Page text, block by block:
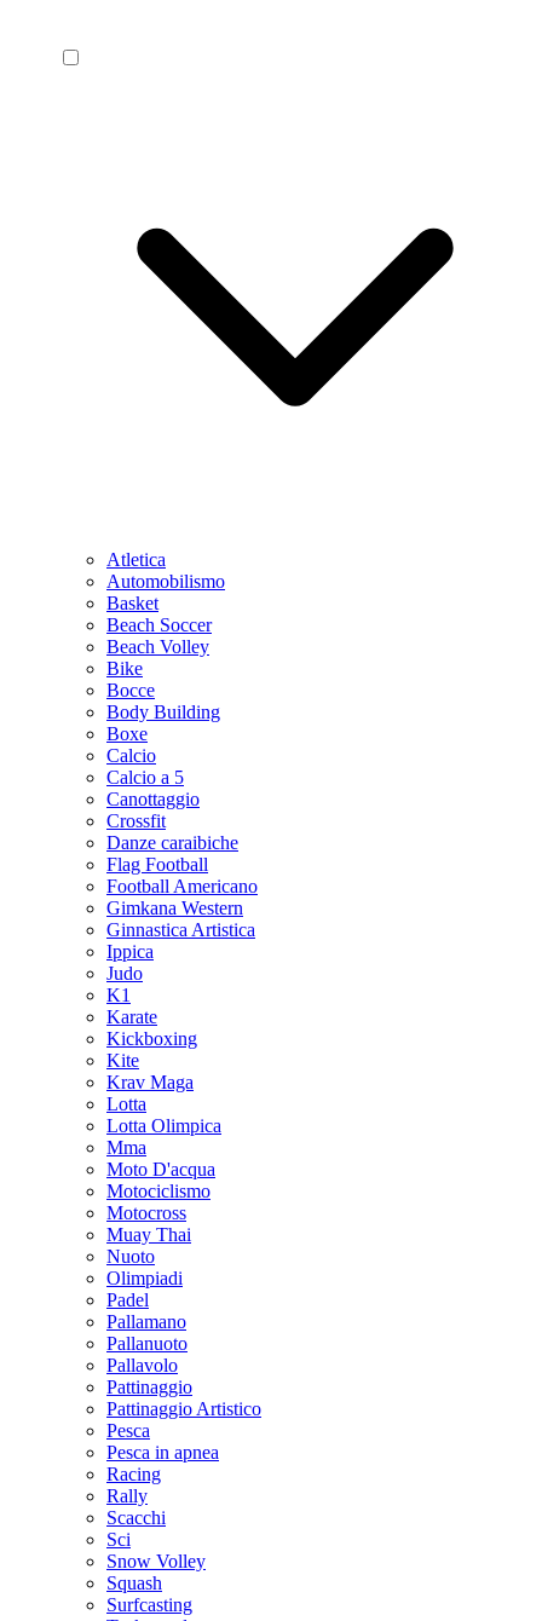
Atletica
Automobilismo
Basket
Beach Soccer
Beach Volley
Bike
Bocce
Body Building
Boxe
Calcio
Calcio a 5
Canottaggio
Crossfit
Danze caraibiche
Flag Football
Football Americano
Gimkana Western
Ginnastica Artistica
Ippica
Judo
K1
Karate
Kickboxing
Kite
Krav Maga
Lotta
Lotta Olimpica
Mma
Moto D'acqua
Motociclismo
Motocross
Muay Thai
Nuoto
Olimpiadi
Padel
Pallamano
Pallanuoto
Pallavolo
Pattinaggio
Pattinaggio Artistico
Pesca
Pesca in apnea
Racing
Rally
Scacchi
Sci
Snow Volley
Squash
Surfcasting